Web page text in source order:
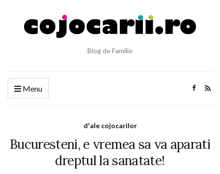
Blog de Familie
Menu
d'ale cojocarilor
Bucuresteni, e vremea sa va aparati
dreptul la sanatate!